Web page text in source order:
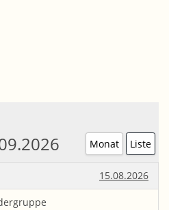
Monat Liste
15.08.2026